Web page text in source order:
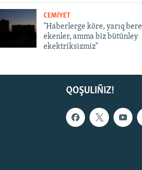
CEMİYET
"Haberlerge köre, yarıq bere
ekenler, amma biz bütünley
ekektriksizmiz"
QOŞULIÑIZ!